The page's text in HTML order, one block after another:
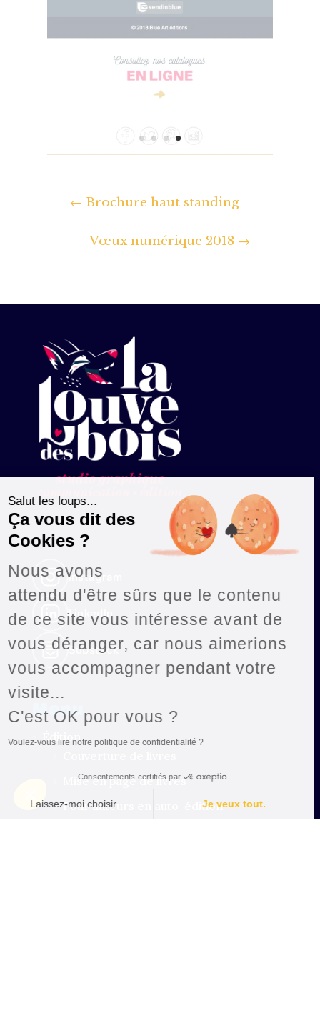
← Brochure haut standing
Vœux numérique 2018 →
Instagram
LinkedIn
Substack
Menu
Édition
Mise en page de livres
Pour auteurs en auto-édition
Salut les loups...
Ça vous dit des
Cookies ?
Nous avons
attendu d'être sûrs que le contenu
de ce site vous intéresse avant de
vous déranger, car nous aimerions
vous accompagner pendant votre
visite...
C'est OK pour vous ?
Voulez-vous lire notre politique de confidentialité ?
Consentements certifiés par
Laissez-moi choisir Je veux tout.